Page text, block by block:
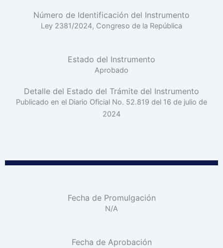
Número de Identificación del Instrumento
Ley 2381/2024, Congreso de la República
Estado del Instrumento
Aprobado
Detalle del Estado del Trámite del Instrumento
Publicado en el Diario Oficial No. 52.819 del 16 de julio de
2024
Fecha de Promulgación
N/A
Fecha de Aprobación